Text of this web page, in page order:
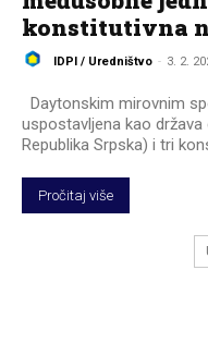
konstitutivna
IDPI / Uredništvo - 3. 2.
uspostavljena kao država
Republika Srpska) i tri
Pročitaj više